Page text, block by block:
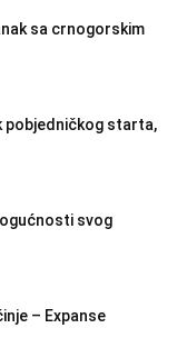
sa crnogorskim
pobjedničkog starta,
svog
– Expanse